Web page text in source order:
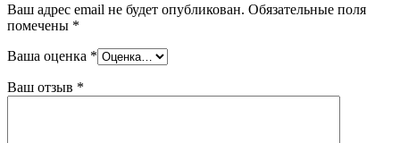
Ваш адрес email не будет опубликован. Обязательные поля
помечены *
Ваша оценка *
Ваш отзыв *